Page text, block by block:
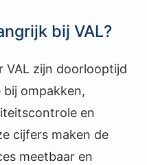
bij VAL?
VAL zijn doorlooptijd
ompakken,
en
cijfers maken de
meetbaar en